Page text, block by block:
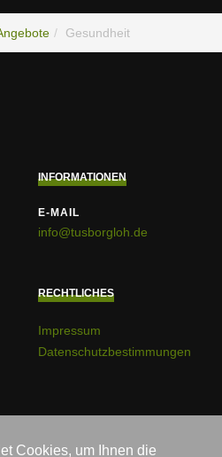
Cookies, um Ihnen die
Gesundheit
INFORMATIONEN
E-MAIL
info@tusborgloh.de
RECHTLICHES
Impressum
Datenschutzbestimmungen